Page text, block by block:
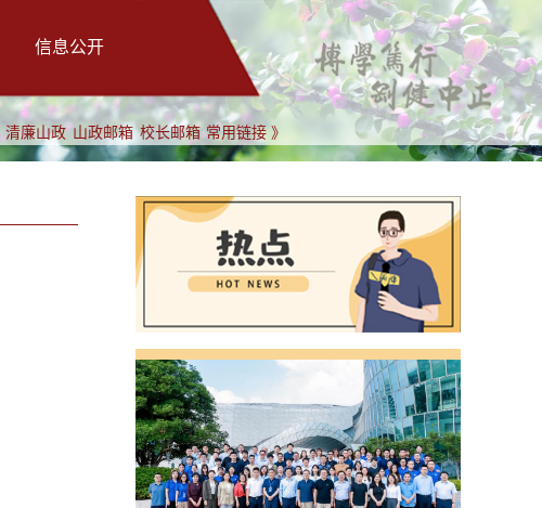
信息公开
清廉山政 山政邮箱 校长邮箱 常用链接 》